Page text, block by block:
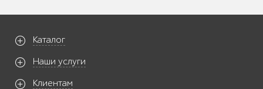
Каталог
Наши услуги
Клиентам